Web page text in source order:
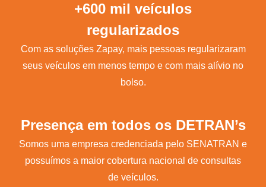
+600 mil veículos
regularizados
Com as soluções Zapay, mais pessoas regularizaram
seus veículos em menos tempo e com mais alívio no
bolso.
Presença em todos os DETRAN’s
Somos uma empresa credenciada pelo SENATRAN e
possuímos a maior cobertura nacional de consultas
de veículos.